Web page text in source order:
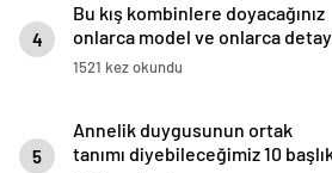
4
Bu kış kombinlere doyacağınız
onlarca model ve onlarca
1521 kez okundu
5
Annelik duygusunun ortak
tanımı diyebileceğimiz 10